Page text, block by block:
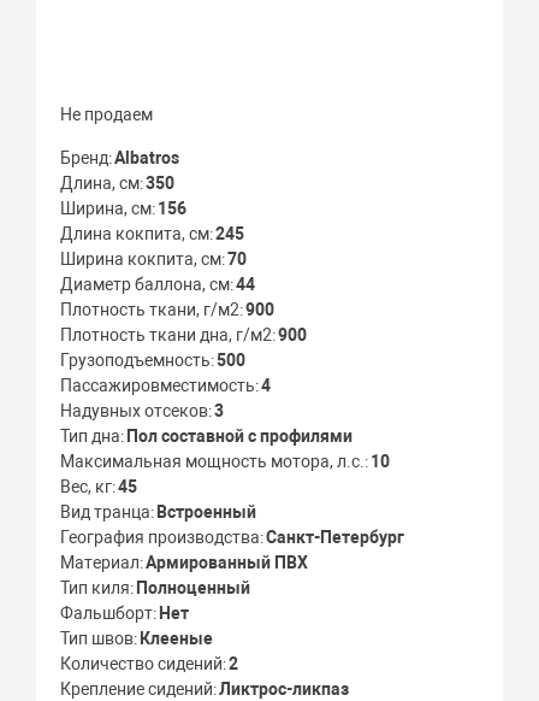
Не продаем
Бренд Albatros
Длина, см 350
Ширина, см 156
Длина кокпита, см 245
Ширина кокпита, см 70
Диаметр баллона, см 44
Плотность ткани, г/м2 900
Плотность ткани дна, г/м2 900
Грузоподъемность 500
Пассажировместимость 4
Надувных отсеков 3
Тип дна Пол составной с профилями
Максимальная мощность мотора, л.с. 10
Вес, кг 45
Вид транца Встроенный
География производства Санкт-Петербург
Материал Армированный ПВХ
Тип киля Полноценный
Фальшборт Нет
Тип швов Клееные
Количество сидений 2
Крепление сидений Ликтрос-ликпаз